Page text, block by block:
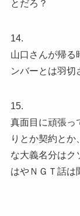
とだろ？
14.
山口さんが帰る
ンバーとは羽切
15.
真面目に頑張っ
りとか契約と
な大義名分はク
はやＮＧＴ話は